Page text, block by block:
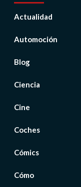
Actualidad
Automoción
Blog
Ciencia
Cine
Coches
Cómics
Cómo